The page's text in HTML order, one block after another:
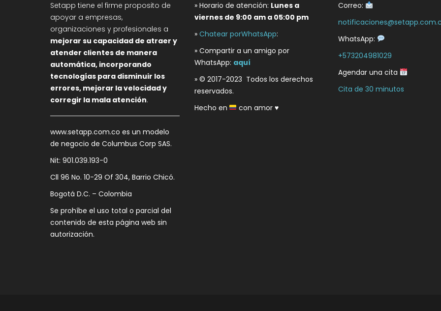
Setapp tiene el firme proposito de
apoyar a empresas,
organizaciones y profesionales a
mejorar su capacidad de atraer y
atender clientes de manera
automática, incorporando
tecnologías para disminuir los
errores, mejorar la velocidad y
corregir la mala atención.
www.setapp.com.co es un modelo
de negocio de Columbus Corp SAS.
Nit: 901.039.193-0
Cll 96 No. 10-29 Of 304, Barrio Chicó.
Bogotá D.C. – Colombia
Se prohíbe el uso total o parcial del
contenido de esta página web sin
autorización.
» Horario de atención: Lunes a
viernes de 9:00 am a 05:00 pm
» Chatear porWhatsApp:
» Compartir a un amigo por
WhatsApp: aquí
» © 2017-2023 Todos los derechos
reservados.
Hecho en
con amor♥
Correo:
WhatsApp:
+573204981029
Agendar una cita
Cita de 30 minutos